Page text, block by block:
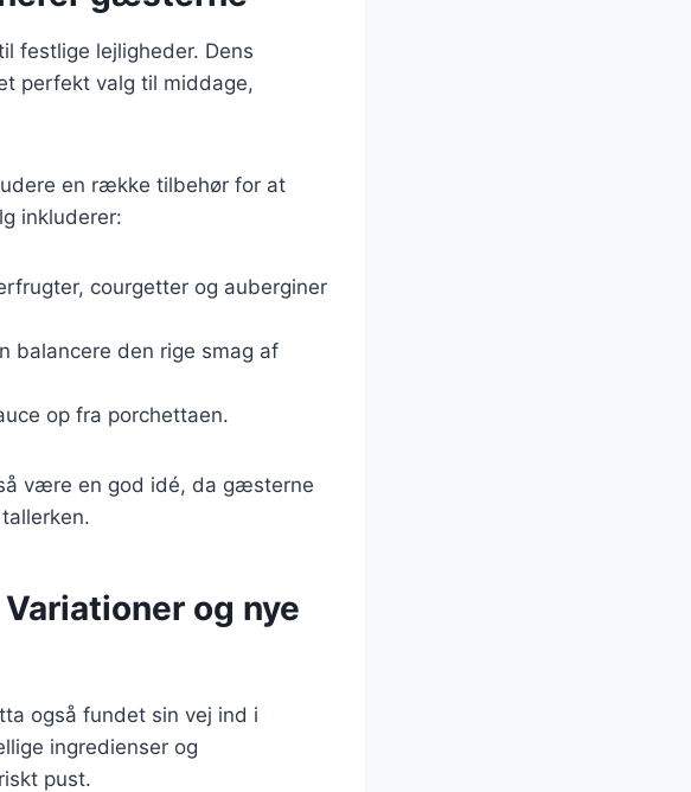
festlige lejligheder. Dens
perfekt valg til middage,
en række tilbehør for at
inkluderer:
courgetter og auberginer
balancere den rige smag af
op fra porchettaen.
være en god idé, da gæsterne
og nye
også fundet sin vej ind i
ingredienser og
pust.